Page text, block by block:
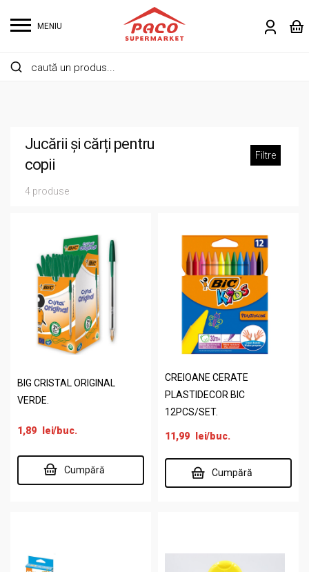
MENIU
Jucării și cărți pentru
copii
Filtre
4 produse
BIG CRISTAL ORIGINAL
VERDE.
1,89 lei/buc.
Cumpără
CREIOANE CERATE
PLASTIDECOR BIC
12PCS/SET.
11,99 lei/buc.
Cumpără